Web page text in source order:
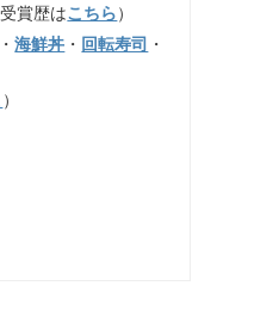
賞歴はこちら）
・海鮮丼 ・ 回転寿司 ・
）